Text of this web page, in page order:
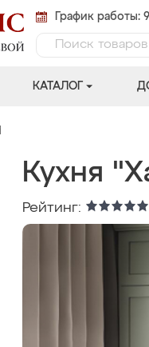
График работы:
КАТАЛОГ
Кухня
Рейтинг: